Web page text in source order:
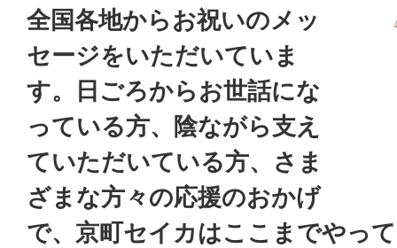
全国各地からお祝いのメッ
セージをいただいていま
す。日ごろからお世話にな
っている方、陰ながら支え
ていただいている方、さま
ざまな方々の応援のおかげ
で、京町セイカはここまでやっ